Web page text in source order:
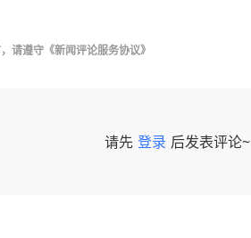
请遵守 《新闻评论服务协议》
请先 登录 后发表评论~